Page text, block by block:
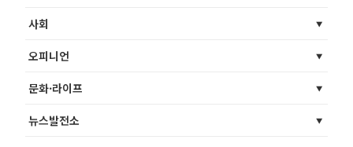
사회
오피니언
문화·라이프
뉴스발전소